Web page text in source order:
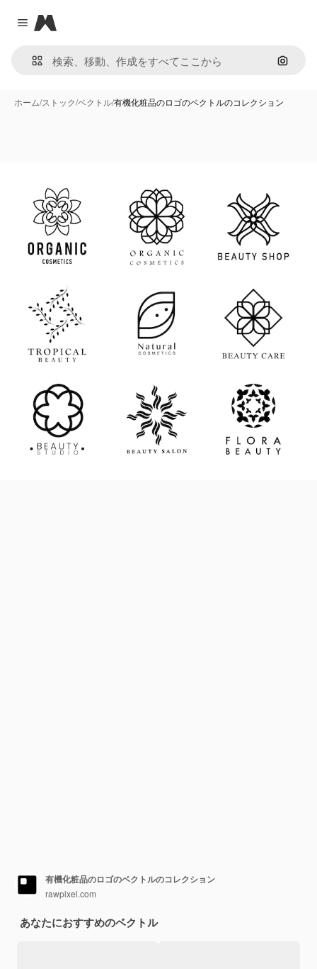
Close menu
Magnific
画像で
ホーム/ストック/ベクトル/有機化粧品のロゴのベクトルのコレクション
有機化粧品のロゴのベクトルのコレクション
rawpixel.com
あなたにおすすめのベクトル